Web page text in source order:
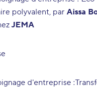
polyvalent, par Aissa
JEMA
d'entreprise :